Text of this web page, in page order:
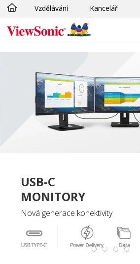
Skip to main content
Vzdělávání Kancelář
USB-C
MONITORY
Nová generace konektivity